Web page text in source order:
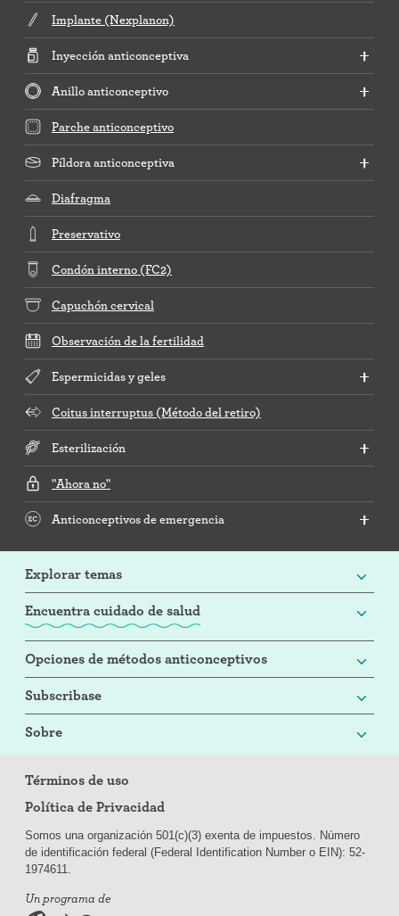
Implante (Nexplanon)
Inyección anticonceptiva
Anillo anticonceptivo
Parche anticonceptivo
Píldora anticonceptiva
Diafragma
Preservativo
Condón interno (FC2)
Capuchón cervical
Observación de la fertilidad
Espermicidas y geles
Coitus interruptus (Método del retiro)
Esterilización
"Ahora no"
Anticonceptivos de emergencia
Explorar temas
Encuentra cuidado de salud
Opciones de métodos anticonceptivos
Subscribase
Sobre
Términos de uso
Política de Privacidad
Somos una organización 501(c)(3) exenta de impuestos. Número
de identificación federal (Federal Identification Number o EIN): 52-
1974611.
Un programa de